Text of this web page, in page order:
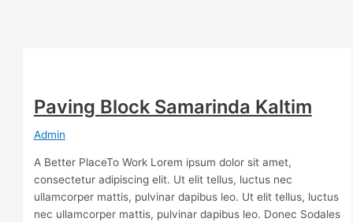
Paving Block Samarinda Kaltim
Admin
A Better PlaceTo Work Lorem ipsum dolor sit amet,
consectetur adipiscing elit. Ut elit tellus, luctus nec
ullamcorper mattis, pulvinar dapibus leo. Ut elit tellus, luctus
nec ullamcorper mattis, pulvinar dapibus leo. Donec Sodales